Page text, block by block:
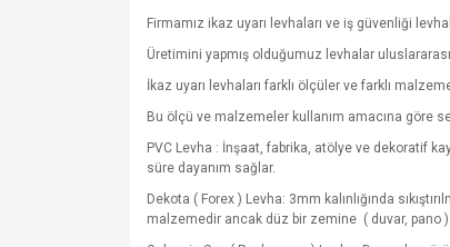
Firmamız ikaz uyarı levhaları ve iş güvenliği
Üretimini yapmış olduğumuz levhalar
İkaz uyarı levhaları farklı ölçüler ve farklı
Bu ölçü ve malzemeler kullanım amacına göre
PVC Levha : İnşaat, fabrika, atölye ve dekoratif
süre dayanım sağlar.
Dekota ( Forex ) Levha: 3mm kalınlığında
malzemedir ancak düz bir zemine ( duvar, pano